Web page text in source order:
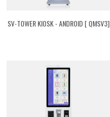
SV-TOWER KIOSK - ANDROID [ QMSV3]